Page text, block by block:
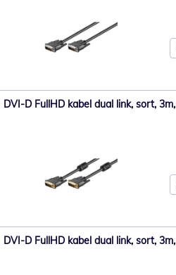
DVI-D FullHD kabel dual link, sort, 3m,
DVI-D FullHD kabel dual link, sort, 3m,